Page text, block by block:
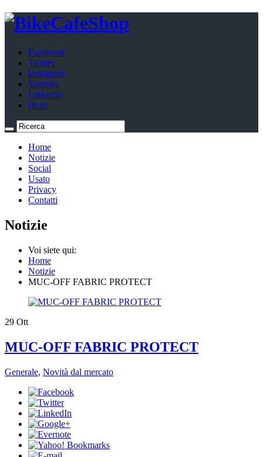
Facebook
Twitter
Instagram
Youtube
LinkedIn
flickr
Home
Notizie
Social
Usato
Privacy
Contatti
Notizie
Voi siete qui:
Home
Notizie
​MUC-OFF FABRIC PROTECT
29 Ott
​MUC-OFF FABRIC PROTECT
Generale, Novità dal mercato